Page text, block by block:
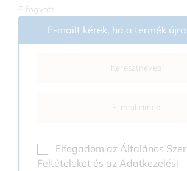
Elfogyott
E-mailt kérek, ha a termék
Elfogadom az Általános
Feltételeket és az Adatkezelési